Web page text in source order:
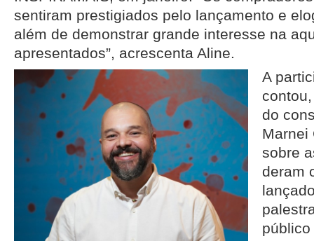
sentiram prestigiados pelo lançamento e
além de demonstrar grande interesse na
apresentados”, acrescenta Aline.
A
do
Marnei
sobre
deram